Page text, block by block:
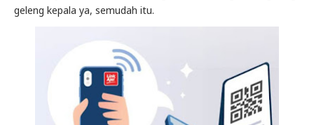
geleng kepala ya, semudah itu.